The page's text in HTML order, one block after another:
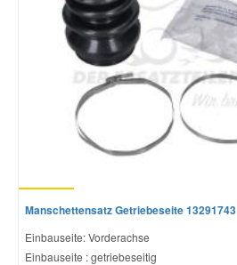
Manschettensatz Getriebeseite 13291743
Einbauseite: Vorderachse
Einbauseite : getriebeseitig